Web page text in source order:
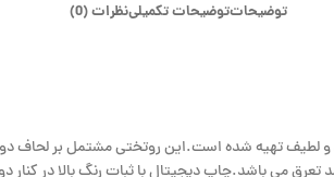
توضیحاتتوضیحات تکمیلینظرات (0)
و لطیف تهیه شده است.این روتختی مشتمل بر
باشد.چاپ دیجیتال با ثبات رنگ بالا در کنار